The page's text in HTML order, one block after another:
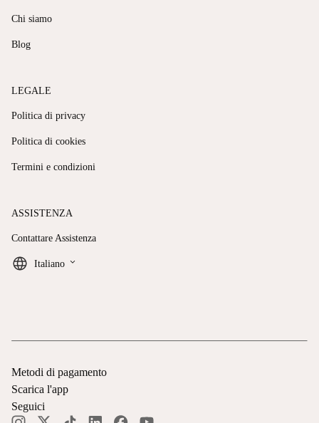
Chi siamo
Blog
LEGALE
Politica di privacy
Politica di cookies
Termini e condizioni
ASSISTENZA
Contattare Assistenza
Italiano keyboard_arrow_down
Metodi di pagamento
Scarica l'app
Seguici